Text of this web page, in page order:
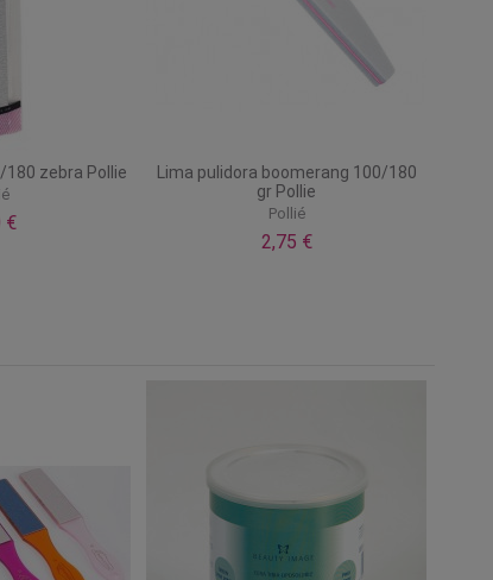
zebra Pollie
€
Lima pulidora boomerang 100/180
gr Pollie
Pollié
2,75 €